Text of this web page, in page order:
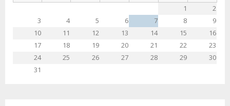
1
2
3
4 5 6 7 8
9
10
11 12 13 14 15
16
17
18 19 20 21 22
23
24
25 26 27 28 29
30
31